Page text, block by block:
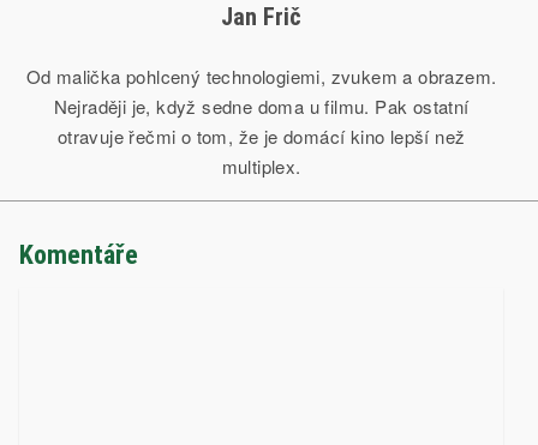
Jan Frič
Od malička pohlcený technologiemi, zvukem a obrazem.
Nejraději je, když sedne doma u filmu. Pak ostatní
otravuje řečmi o tom, že je domácí kino lepší než
multiplex.
Komentáře